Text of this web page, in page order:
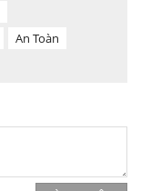
An Toàn